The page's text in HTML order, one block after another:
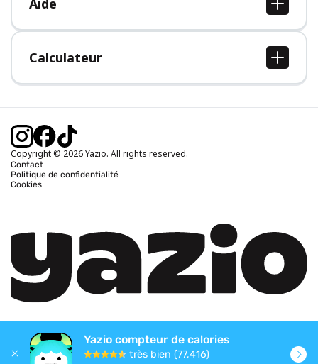
Aide
Centre d'aide
Calculateur
Calcul IMC
Calcul poids idéal
Calcul calories brûlées
Copyright © 2026 Yazio. All rights reserved.
Contact
Politique de confidentialité
Cookies
Yazio compteur de calories
très bien (77,416)